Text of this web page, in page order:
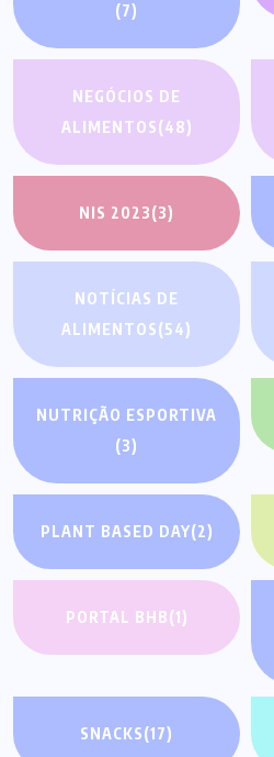
(7)
NEGÓCIOS DE
ALIMENTOS(48)
NIS 2023(3)
NOTÍCIAS DE
ALIMENTOS(54)
NUTRIÇÃO ESPORTIVA
(3)
PLANT BASED DAY(2)
PORTAL BHB(1)
SNACKS(17)